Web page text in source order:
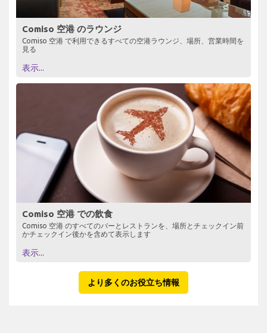
Comiso 空港 のラウンジ
Comiso 空港 で利用できるすべての空港ラウンジ、場所、営業時間を
見る
表示...
Comiso 空港 での飲食
Comiso 空港 のすべてのバーとレストランを、場所とチェックイン前
かチェックイン後かを含めて表示します
表示...
より多くのお役立ち情報